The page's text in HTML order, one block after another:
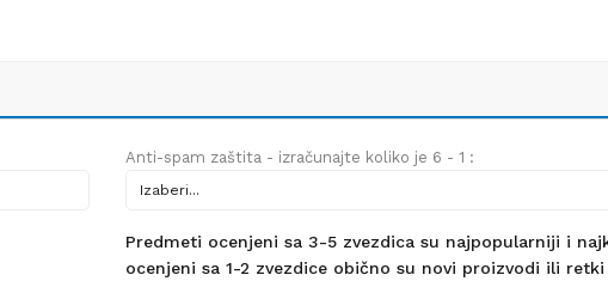
Anti-spam zaštita - izračunajte koliko je 6 - 1 :
Predmeti ocenjeni sa 3-5 zvezdica su najpopularniji i
ocenjeni sa 1-2 zvezdice obično su novi proizvodi ili